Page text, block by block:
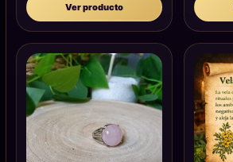
Ver producto